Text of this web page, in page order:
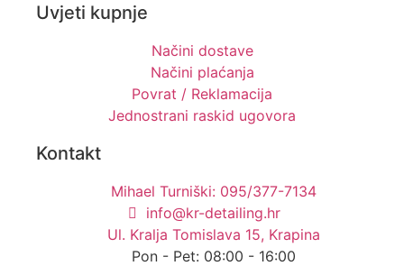
Uvjeti kupnje
Načini dostave
Načini plaćanja
Povrat / Reklamacija
Jednostrani raskid ugovora
Kontakt
Mihael Turniški: 095/377-7134
info@kr-detailing.hr
Ul. Kralja Tomislava 15, Krapina
Pon - Pet: 08:00 - 16:00